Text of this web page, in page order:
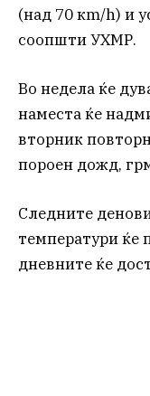
(над 70 кm/h) и
соопшти УХМР.
Во недела ќе
наместа ќе
вторник
пороен дожд,
Следните
температури ќе
дневните ќе